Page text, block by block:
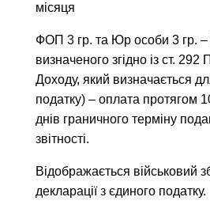
місяця
ФОП 3 гр. та Юр особи 3 гр. –
визначеного згідно із ст. 292
Доходу, який визначається
податку) – оплата протягом
днів граничного терміну
звітності.
Відображається військовий
декларації з єдиного податку.